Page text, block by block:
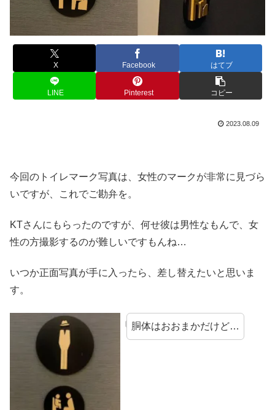
X Facebook はてブ
LINE Pinterest コピー
2023.08.09
今回のトイレマーク写真は、女性のマークが非常に見づら
いですが、これでご勘弁を。
KTさんにもらったのですが、何せ彼は男性なもんで、女
性の方撮影するのが難しいですもんね…
いつか正面写真が手に入ったら、差し替えたいと思いま
す。
胴体はおおまかだけど…